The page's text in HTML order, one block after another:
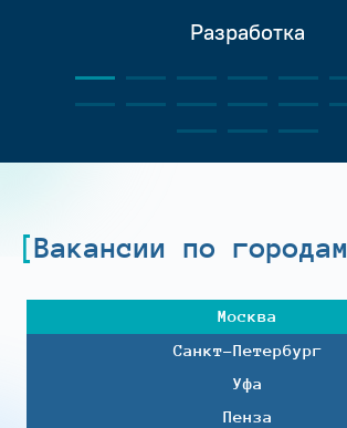
Разработка
Вакансии по городам
Москва
Санкт-Петербург
Уфа
Пенза